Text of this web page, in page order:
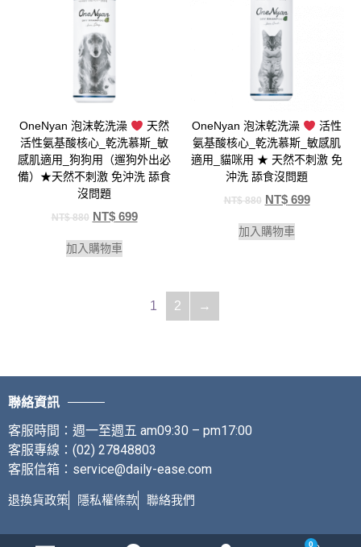
OneNyan 泡沫乾洗澡
天然
活性氨基酸核心_乾洗慕斯_敏
感肌適用_狗狗用（遛狗外出必
備）★天然不刺激 免沖洗 舔食
沒問題
NT$880 NT$699
加入購物車
OneNyan 泡沫乾洗澡
活性
氨基酸核心_乾洗慕斯_敏感肌
適用_貓咪用 ★ 天然不刺激 免
沖洗 舔食沒問題
NT$880 NT$699
加入購物車
1 2 →
聯絡資訊
客服時間：週一至週五 am09:30 – pm17:00
客服專線：(02) 27848803
客服信箱：service@daily-ease.com
退換貨政策 隱私權條款 聯絡我們